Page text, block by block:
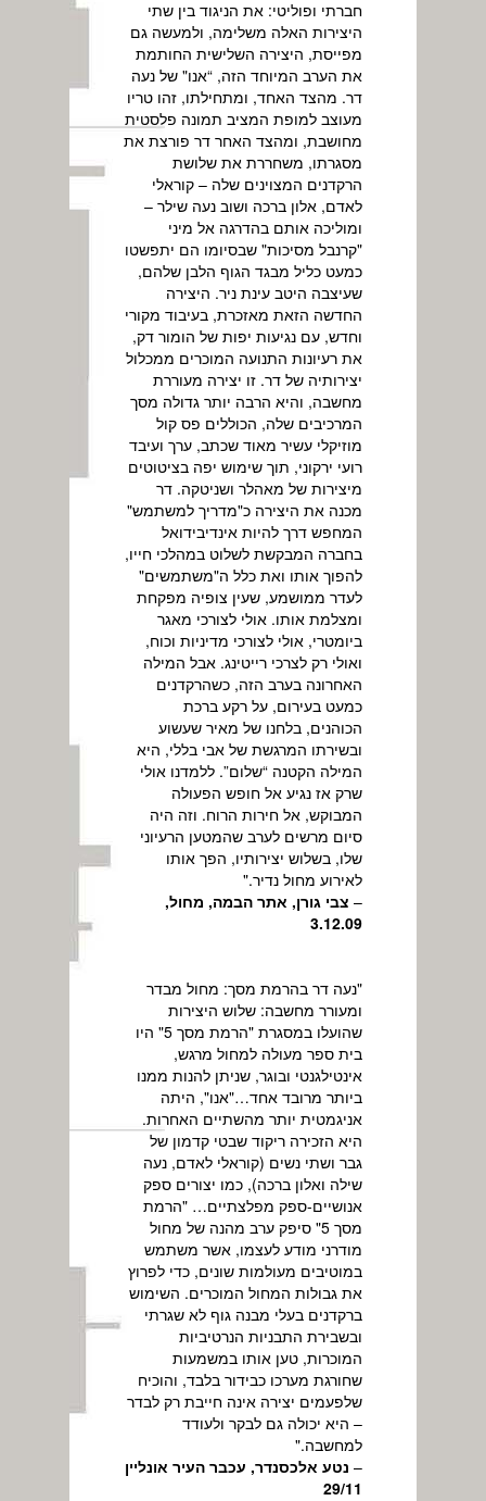
חברתי ופוליטי: את הניגוד בין שתי
היצירות האלה משלימה, ולמעשה גם
מפייסת, היצירה השלישית החותמת
את הערב המיוחד הזה, “אנו" של נעה
דר. מהצד האחד, ומתחילתו, זהו טריו
מעוצב למופת המציב תמונה פלסטית
מחושבת, ומהצד האחר דר פורצת את
מסגרתו, משחררת את שלושת
הרקדנים המצוינים שלה – קוראלי
לאדם, אלון ברכה ושוב נעה שילר –
ומוליכה אותם בהדרגה אל מיני
"קרנבל מסיכות" שבסיומו הם יתפשטו
כמעט כליל מבגד הגוף הלבן שלהם,
שעיצבה היטב עינת ניר. היצירה
החדשה הזאת מאזכרת, בעיבוד מקורי
וחדש, עם נגיעות יפות של הומור דק,
את רעיונות התנועה המוכרים ממכלול
יצירותיה של דר. זו יצירה מעוררת
מחשבה, והיא הרבה יותר גדולה מסך
המרכיבים שלה, הכוללים פס קול
מוזיקלי עשיר מאוד שכתב, ערך ועיבד
רועי ירקוני, תוך שימוש יפה בציטוטים
מיצירות של מאהלר ושניטקה. דר
מכנה את היצירה כ"מדריך למשתמש"
המחפש דרך להיות אינדיבידואל
בחברה המבקשת לשלוט במהלכי חייו,
להפוך אותו ואת כלל ה"משתמשים"
לעדר ממושמע, שעין צופיה מפקחת
ומצלמת אותו. אולי לצורכי מאגר
ביומטרי, אולי לצורכי מדיניות וכוח,
ואולי רק לצרכי רייטינג. אבל המילה
האחרונה בערב הזה, כשהרקדנים
כמעט בעירום, על רקע ברכת
הכוהנים, בלחנו של מאיר שעשוע
ובשירתו המרגשת של אבי בללי, היא
המילה הקטנה “שלום”. ללמדנו אולי
שרק אז נגיע אל חופש הפעולה
המבוקש, אל חירות הרוח. וזה היה
סיום מרשים לערב שהמטען הרעיוני
שלו, בשלוש יצירותיו, הפך אותו
לאירוע מחול נדיר."
– צבי גורן, אתר הבמה, מחול,
3.12.09
"נעה דר בהרמת מסך: מחול מבדר
ומעורר מחשבה: שלוש היצירות
שהועלו במסגרת "הרמת מסך 5" היו
בית ספר מעולה למחול מרגש,
אינטילגנטי ובוגר, שניתן להנות ממנו
ביותר מרובד אחד…"אנו", היתה
אניגמטית יותר מהשתיים האחרות.
היא הזכירה ריקוד שבטי קדמון של
גבר ושתי נשים (קוראלי לאדם, נעה
שילה ואלון ברכה), כמו יצורים ספק
אנושיים-ספק מפלצתיים… "הרמת
מסך 5" סיפק ערב מהנה של מחול
מודרני מודע לעצמו, אשר משתמש
במוטיבים מעולמות שונים, כדי לפרוץ
את גבולות המחול המוכרים. השימוש
ברקדנים בעלי מבנה גוף לא שגרתי
ובשבירת התבניות הנרטיביות
המוכרות, טען אותו במשמעות
שחורגת מערכו כבידור בלבד, והוכיח
שלפעמים יצירה אינה חייבת רק לבדר
– היא יכולה גם לבקר ולעודד
למחשבה."
– נטע אלכסנדר, עכבר העיר אונליין
29/11